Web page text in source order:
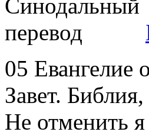
05 Евангелие
Завет.
Не отменить